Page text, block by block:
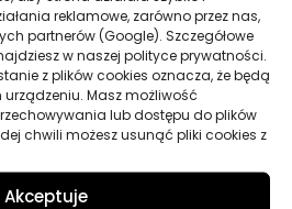
reklamowe, zarówno przez nas,
partnerów (Google). Szczegółowe
w naszej polityce prywatności.
z plików cookies oznacza, że będą
Masz możliwość
lub dostępu do plików
chwili możesz usunąć pliki cookies z
Akceptuje
Stp